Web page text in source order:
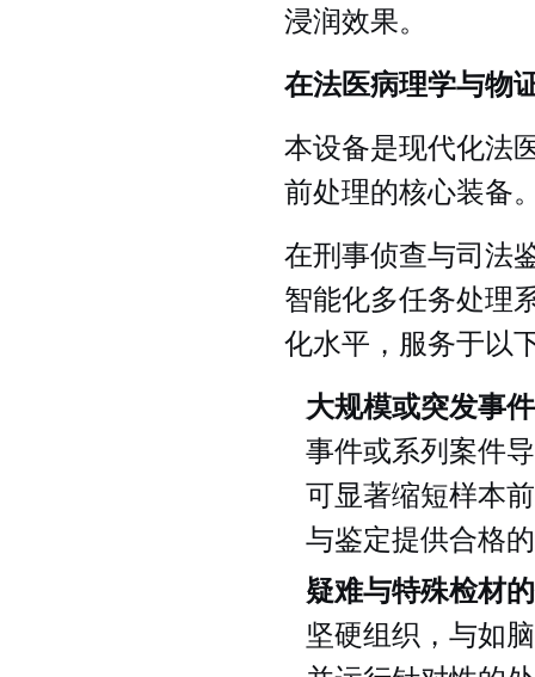
浸润效果。
在法医病理学与物
本设备是现代化法
前处理的核心装备
在刑事侦查与司法
智能化多任务处理
化水平，服务于以
大规模或突发事
事件或系列案件
可显著缩短样本
与鉴定提供合格
疑难与特殊检材
坚硬组织，与如